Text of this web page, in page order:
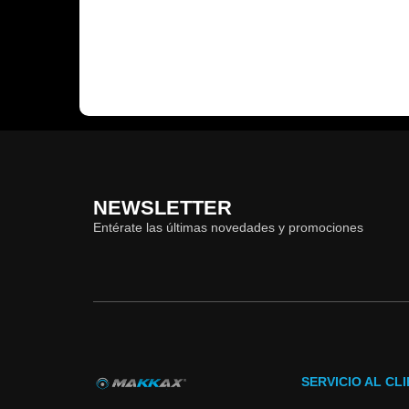
NEWSLETTER
Entérate las últimas novedades y promociones
SERVICIO AL